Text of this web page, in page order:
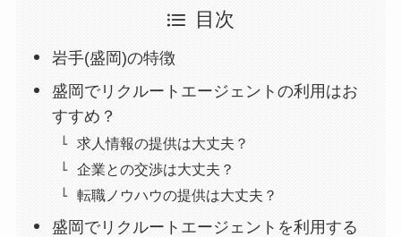
目次
岩手(盛岡)の特徴
盛岡でリクルートエージェントの利用はお
すすめ？
求人情報の提供は大丈夫？
企業との交渉は大丈夫？
転職ノウハウの提供は大丈夫？
盛岡でリクルートエージェントを利用する